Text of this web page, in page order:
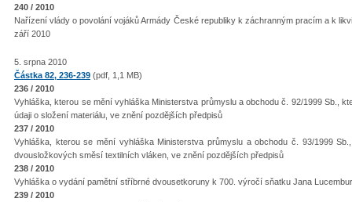
240 / 2010
Nařízení vlády o povolání vojáků Armády České republiky k záchranným pracím a k
září 2010
5. srpna 2010
Částka 82, 236-239 (pdf, 1,1 MB)
236 / 2010
Vyhláška, kterou se mění vyhláška Ministerstva průmyslu a obchodu č. 92/1999 Sb.,
údaji o složení materiálu, ve znění pozdějších předpisů
237 / 2010
Vyhláška, kterou se mění vyhláška Ministerstva průmyslu a obchodu č. 93/1999
dvousložkových směsí textilních vláken, ve znění pozdějších předpisů
238 / 2010
Vyhláška o vydání pamětní stříbrné dvousetkoruny k 700. výročí sňatku Jana
239 / 2010